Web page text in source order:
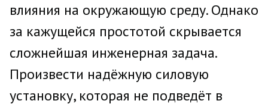
влияния на окружающую среду. Однако
за кажущейся простотой скрывается
сложнейшая инженерная задача.
Произвести надёжную силовую
установку, которая не подведёт в